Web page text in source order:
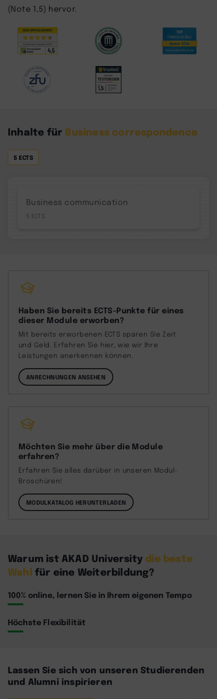
(Note 1,5) hervor.
Inhalte für Business correspondence
5 ECTS
Business communication
5
Haben Sie bereits ECTS-Punkte für eines
dieser Module erworben?
Mit bereits erworbenen ECTS sparen Sie Zeit
und Geld. Erfahren Sie hier, wie wir Ihre
Leistungen anerkennen können.
ANRECHNUNGEN ANSEHEN
Möchten Sie mehr über die Module
erfahren?
Erfahren Sie alles darüber in unseren Modul-
Broschüren!
MODULKATALOG HERUNTERLADEN
Warum ist AKAD University die beste
Wahl für eine Weiterbildung?
100% online, lernen Sie in Ihrem eigenen Tempo
Höchste Flexibilität
Lassen Sie sich von unseren Studierenden
und Alumni inspirieren